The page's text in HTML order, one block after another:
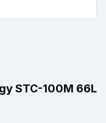
STC-100M 66L